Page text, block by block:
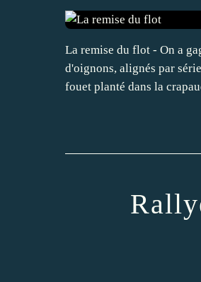
La remise du flot - On a
d'oignons, alignés par
fouet planté dans la